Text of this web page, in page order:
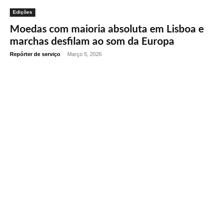
Edições
Moedas com maioria absoluta em Lisboa e
marchas desfilam ao som da Europa
Repórter de serviço - Março 5, 2026